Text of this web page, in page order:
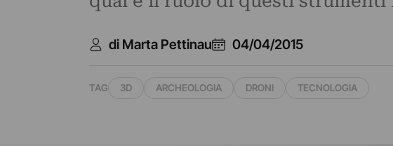
di Marta Pettinau 04/04/2015
TAG 3D ARCHEOLOGIA DRONI TECNOLOGIA